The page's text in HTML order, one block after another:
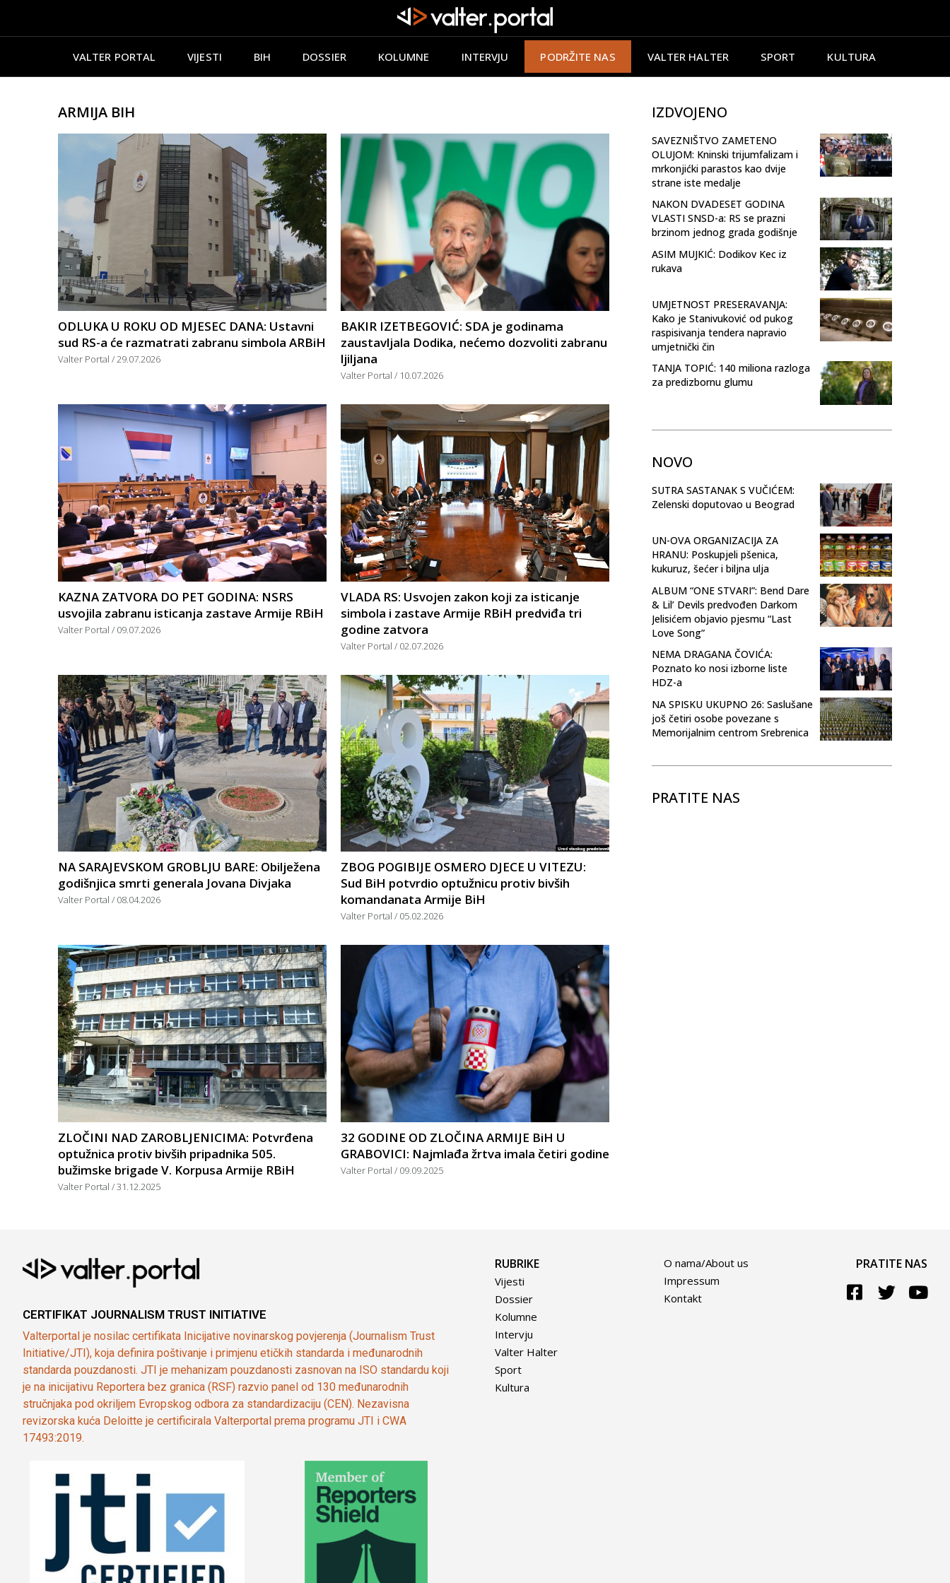
VALTER PORTAL VIJESTI BIH DOSSIER KOLUMNE INTERVJU PODRŽITE NAS VALTER HALTER SPORT KULTURA
ARMIJA BIH
ODLUKA U ROKU OD MJESEC DANA: Ustavni
sud RS-a će razmatrati zabranu simbola ARBiH
Valter Portal 29.07.2026
BAKIR IZETBEGOVIĆ: SDA je godinama
zaustavljala Dodika, nećemo dozvoliti zabranu
ljiljana
Valter Portal 10.07.2026
KAZNA ZATVORA DO PET GODINA: NSRS
usvojila zabranu isticanja zastave Armije RBiH
Valter Portal 09.07.2026
VLADA RS: Usvojen zakon koji za isticanje
simbola i zastave Armije RBiH predviđa tri
godine zatvora
Valter Portal 02.07.2026
NA SARAJEVSKOM GROBLJU BARE: Obilježena
godišnjica smrti generala Jovana Divjaka
Valter Portal 08.04.2026
ZBOG POGIBIJE OSMERO DJECE U VITEZU:
Sud BiH potvrdio optužnicu protiv bivših
komandanata Armije BiH
Valter Portal 05.02.2026
ZLOČINI NAD ZAROBLJENICIMA: Potvrđena
optužnica protiv bivših pripadnika 505.
bužimske brigade V. Korpusa Armije RBiH
Valter Portal 31.12.2025
32 GODINE OD ZLOČINA ARMIJE BiH U
GRABOVICI: Najmlađa žrtva imala četiri godine
Valter Portal 09.09.2025
IZDVOJENO
SAVEZNIŠTVO ZAMETENO
OLUJOM: Kninski trijumfalizam i
mrkonjićki parastos kao dvije
strane iste medalje
NAKON DVADESET GODINA
VLASTI SNSD-a: RS se prazni
brzinom jednog grada godišnje
ASIM MUJKIĆ: Dodikov Kec iz
rukava
UMJETNOST PRESERAVANJA:
Kako je Stanivuković od pukog
raspisivanja tendera napravio
umjetnički čin
TANJA TOPIĆ: 140 miliona razloga
za predizbornu glumu
NOVO
SUTRA SASTANAK S VUČIĆEM:
Zelenski doputovao u Beograd
UN-OVA ORGANIZACIJA ZA
HRANU: Poskupjeli pšenica,
kukuruz, šećer i biljna ulja
ALBUM “ONE STVARI”: Bend Dare
& Lil’ Devils predvođen Darkom
Jelisićem objavio pjesmu “Last
Love Song”
NEMA DRAGANA ČOVIĆA:
Poznato ko nosi izborne liste
HDZ-a
NA SPISKU UKUPNO 26: Saslušane
još četiri osobe povezane s
Memorijalnim centrom Srebrenica
PRATITE NAS
CERTIFIKAT JOURNALISM TRUST INITIATIVE
Valterportal je nosilac certifikata Inicijative novinarskog povjerenja (Journalism Trust
Initiative/JTI), koja definira poštivanje i primjenu etičkih standarda i međunarodnih
standarda pouzdanosti. JTI je mehanizam pouzdanosti zasnovan na ISO standardu koji
je na inicijativu Reportera bez granica (RSF) razvio panel od 130 međunarodnih
stručnjaka pod okriljem Evropskog odbora za standardizaciju (CEN). Nezavisna
revizorska kuća Deloitte je certificirala Valterportal prema programu JTI i CWA
17493:2019.
RUBRIKE
Vijesti
Dossier
Kolumne
Intervju
Valter Halter
Sport
Kultura
O nama/About us
Impressum
Kontakt
PRATITE NAS